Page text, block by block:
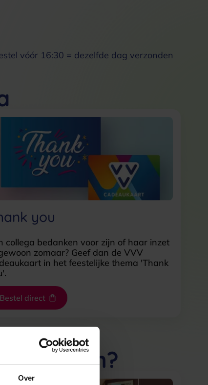
Over
vóór 16:30 = dezelfde dag verzonden
you
collega bedanken voor zijn of haar inzet
zomaar? Geef dan de VVV
in het feestelijke thema 'Thank
Bestel direct